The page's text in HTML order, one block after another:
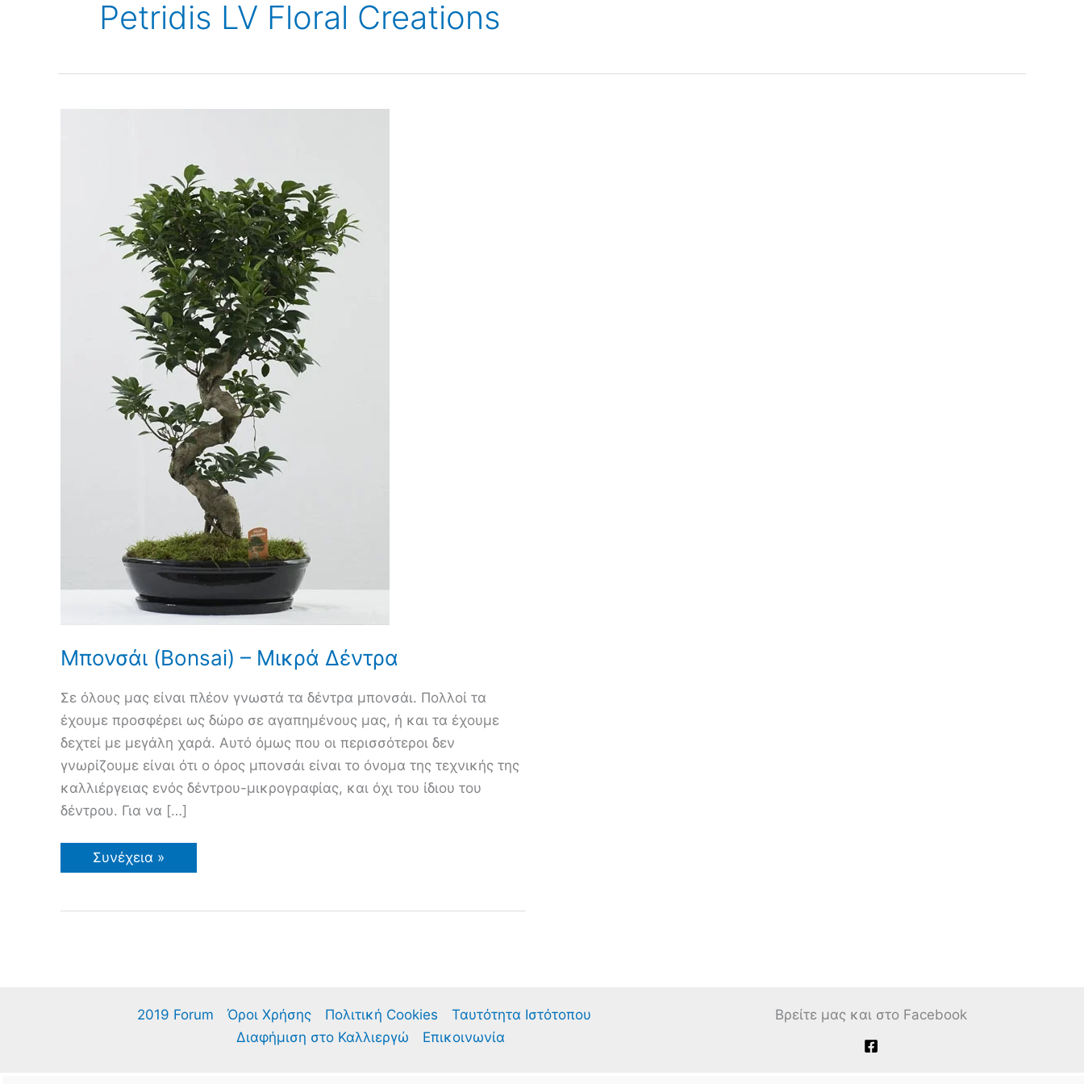
Petridis LV Floral Creations
Μπονσάι (Bonsai) – Μικρά Δέντρα
Σε όλους μας είναι πλέον γνωστά τα δέντρα μπονσάι. Πολλοί τα
έχουμε προσφέρει ως δώρο σε αγαπημένους μας, ή και τα έχουμε
δεχτεί με μεγάλη χαρά. Αυτό όμως που οι περισσότεροι δεν
γνωρίζουμε είναι ότι ο όρος μπονσάι είναι το όνομα της τεχνικής της
καλλιέργειας ενός δέντρου-μικρογραφίας, και όχι του ίδιου του
δέντρου. Για να […]
Μπονσάι
(Bonsai)
Δέντρα
Συνέχεια »
2019 Forum Όροι Χρήσης Πολιτική Cookies
Ταυτότητα Ιστότοπου
Διαφήμιση στο Καλλιεργώ
Επικοινωνία
Βρείτε μας και στο Facebook